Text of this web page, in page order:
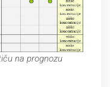
na prognozu